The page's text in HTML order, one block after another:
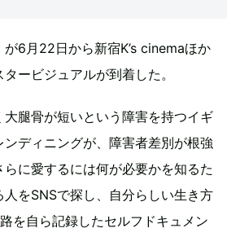
6月22日から新宿K’s cinemaほか
ービジュアルが到着した。
腿骨が短いという障害を持つイギ
ンディニングが、障害者差別が根強
らに愛するには何が必要かを知るた
をSNSで探し、自分らしい生き方
を自ら記録したセルフドキュメン